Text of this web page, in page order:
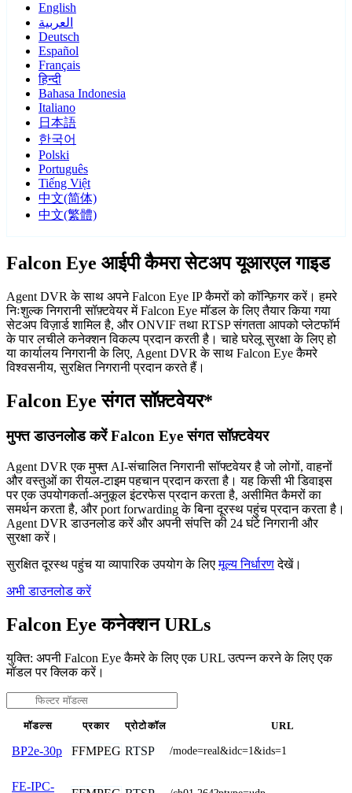
English
العربية
Deutsch
Español
Français
हिन्दी
Bahasa Indonesia
Italiano
日本語
한국어
Polski
Português
Tiếng Việt
中文(简体)
中文(繁體)
Falcon Eye आईपी कैमरा सेटअप यूआरएल गाइड
Agent DVR के साथ अपने Falcon Eye IP कैमरों को कॉन्फ़िगर करें। हमरे
निःशुल्क निगरानी सॉफ़्टवेयर में Falcon Eye मॉडल के लिए तैयार किया गया
सेटअप विज़ार्ड शामिल है, और ONVIF तथा RTSP संगतता आपको प्लेटफॉर्म
के पार लचीले कनेक्शन विकल्प प्रदान करती है। चाहे घरेलू सुरक्षा के लिए हो
या कार्यालय निगरानी के लिए, Agent DVR के साथ Falcon Eye कैमरे
विश्वसनीय, सुरक्षित निगरानी प्रदान करते हैं।
Falcon Eye संगत सॉफ़्टवेयर*
मुफ्त डाउनलोड करें Falcon Eye संगत सॉफ़्टवेयर
Agent DVR एक मुफ्त AI-संचालित निगरानी सॉफ्टवेयर है जो लोगों, वाहनों
और वस्तुओं का रीयल-टाइम पहचान प्रदान करता है। यह किसी भी डिवाइस
पर एक उपयोगकर्ता-अनुकूल इंटरफेस प्रदान करता है, असीमित कैमरों का
समर्थन करता है, और port forwarding के बिना दूरस्थ पहुंच प्रदान करता है।
Agent DVR डाउनलोड करें और अपनी संपत्ति की 24 घंटे निगरानी और
सुरक्षा करें।
सुरक्षित दूरस्थ पहुंच या व्यापारिक उपयोग के लिएमूल्य निर्धारणदेखें।
अभी डाउनलोड करें
Falcon Eye कनेक्शन URLs
युक्ति: अपनी Falcon Eye कैमरे के लिए एक URL उत्पन्न करने के लिए एक
मॉडल पर क्लिक करें।
मॉडल्स प्रकार प्रोटोकॉल URL
BP2e-30p FFMPEG RTSP /mode=real&idc=1&ids=1
FE-IPC-